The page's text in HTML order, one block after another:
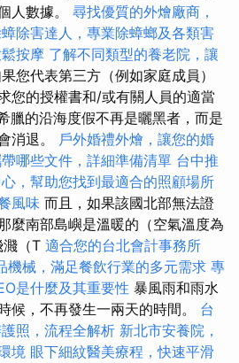
人數據。 尋找優質的外燴廠商，
除害達人，專業除蟑螂及各類害
按摩 了解不同類型的養老院，讓
您代表第三方（例如家庭成員）
您的授權書和/或有關人員的適當
臘的沿海度假不再是曬黑者，而是
消退。 戶外婚禮外燴，讓您的婚
哪些文件，詳細準備清單 台中推
，幫助您找到最適合的照顧場所
風味 而且，如果該國北部無法證
麼南部島嶼是溫暖的（空氣溫度為
濺（T 適合您的台北會計事務所
機械，滿足餐飲行業的多元需求 專
是什麼及其重要性 暴風雨和雨水
候，不再發生一兩天的時間。 台
照，流程全解析 新北市安養院，
境 眼下細紋醫美療程，快速平滑